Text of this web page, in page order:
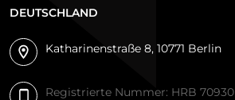
DEUTSCHLAND
Katharinenstraße 8, 10771 Berlin
Registrierte Nummer: HRB 70930